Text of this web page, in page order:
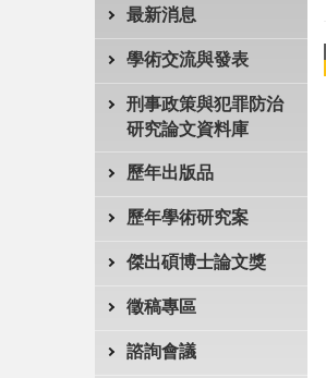
最新消息
學術交流與發表
刑事政策與犯罪防治
研究論文資料庫
歷年出版品
歷年學術研究案
傑出碩博士論文獎
徵稿專區
諮詢會議